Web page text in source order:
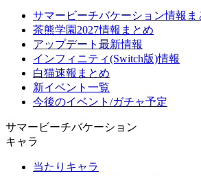
サマービーチバケーション情報ま
茶熊学園2027情報まとめ
アップデート最新情報
インフィニティ(Switch版)情報
白猫速報まとめ
新イベント一覧
今後のイベント/ガチャ予定
サマービーチバケーション
キャラ
当たりキャラ